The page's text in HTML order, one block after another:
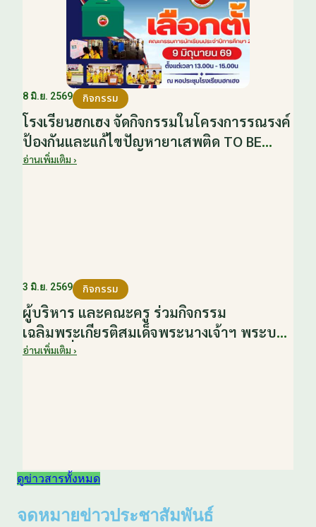
8 มิ.ย. 2569 กิจกรรม
โรงเรียนฮกเฮง จัดกิจกรรมในโครงการรณรงค์
ป้องกันและแก้ไขปัญหายาเสพติด TO BE
NUMBER ONE อำเภอบ้านโป่ง ปีงบประมาณ
อ่านเพิ่มเติม ›
3 มิ.ย. 2569 กิจกรรม
ผู้บริหาร และคณะครู ร่วมกิจกรรม
เฉลิมพระเกียรติสมเด็จพระนางเจ้าฯ พระบรม
ราชินี เนื่องในโอกาสวันเฉลิม
อ่านเพิ่มเติม ›
ดูข่าวสารทั้งหมด
จดหมายข่าวประชาสัมพันธ์